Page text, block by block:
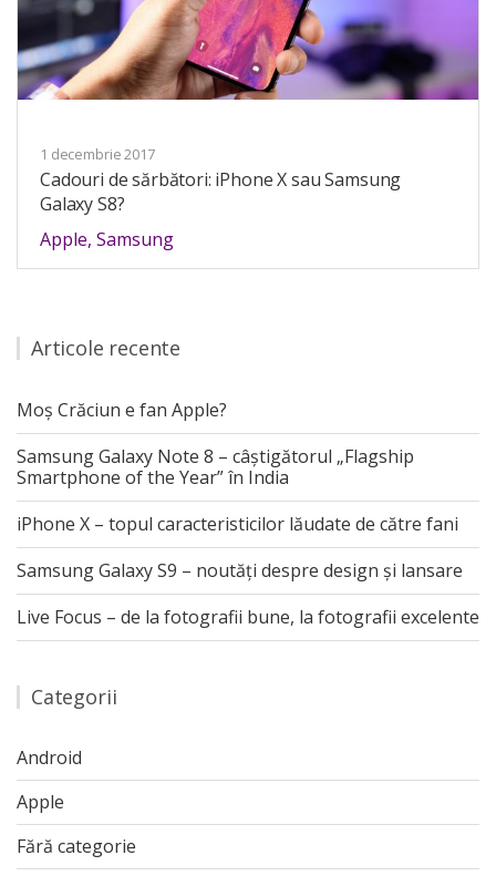
1 decembrie 2017
Cadouri de sărbători: iPhone X sau Samsung
Galaxy S8?
Apple, Samsung
Articole recente
Moș Crăciun e fan Apple?
Samsung Galaxy Note 8 – câștigătorul „Flagship
Smartphone of the Year” în India
iPhone X – topul caracteristicilor lăudate de către fani
Samsung Galaxy S9 – noutăți despre design și lansare
Live Focus – de la fotografii bune, la fotografii excelente
Categorii
Android
Apple
Fără categorie